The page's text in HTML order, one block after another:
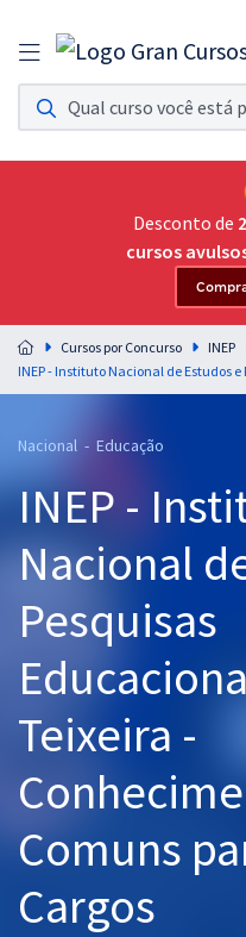
Assinatura Ilimitada 11
Acesso a todos os cursos. Teste
Assinatura OAB Até
Acesso ilimitado a toda
Residências
Preparação completa e intensiva
residências em saúde do Brasil
Cursos 20% OFF
Pós
Graduação
OAB
Mentorias
Questões grátis
Aprovados
Desconto de
cursos
Cursos por Concurso
INEP
Nacional - Educação
INEP -
Nacional
Pesquisas
Teixeira -
Comuns
Cargos